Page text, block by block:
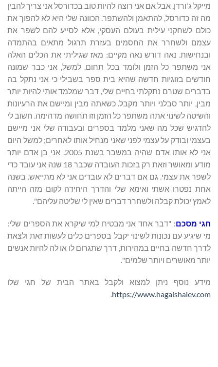
מייקל ג'ורדן, אבל אם אני רוצה להיות טוב בכדורסל אני צריך להבין
מה זה כדורסל, להתאמן ולהשתפר. הכוונה שלי היא לא להפוך את
כולם לשחקני עילית בעולם העסקי, אלא לסייע להם לשפר את
עצמם ולשחרר את החסמים בעזרת תרגול מתאים בהתמדה
ובנחישות. נאה דורש נאה מקיים: מאז שגיליתי את הכלים האלה
אני משתפר כל הזמן ולומד בכל תחום. למשל, אני כבר שמונה
חודשים בזוגיות חדשה שהיא בית ספר בשבילי כי אני נתקל בה
בדברים שטרם נתקלתי בחיים שלי, דבר שמלמד אותי להיות יותר
מבין, יותר סבלני ויותר מקבל. כשאתה מבין ומיישם את הרעיונות
והשיטה לשינוי אתה משתפר כל הזמן וזו תחושה מדהימה. חשוב לי
להדגיש שכל מה שאני מלמד בספרים ובעבודה שלי אני מיישם
בעצמי ובודק על עצמי לפני שאני מנחיל אותו לאחרים; למשל היום
אני לא אותו אדם שהיה במשבר בשנת 2005. אני בן אדם יותר
מודע ומאושר וזאת רק בזכות העובדה שכבר 18 שנה אני עובד כדי
לשפר את עצמי. גם אם דברים לא עובדים אני לא מתייאש. בשנה
אחת נפטרו אשתי ואימא שלי והדרך היחידה לקום מזה הייתה
לאמץ יכולת קבלה ולשחרר דברים שאין לי שליטה עליהם".
חגי מסכם: "דבר אחד אני מבטיח למי שיקרא את הספרים שלי:
מי שיגיע עם נכונות לשינוי יקבל בספרים כלים לעשות זאת ולצאת
לדרך חדשה בחיים במהירות, דרך שתגרום לו או לה להיות אנשים
יותר מאושרים ויותר שלמים".
מידע נוסף ניתן למצוא ולקבל באתר הבית של חגי שלו
https://www.hagaishalev.com
.